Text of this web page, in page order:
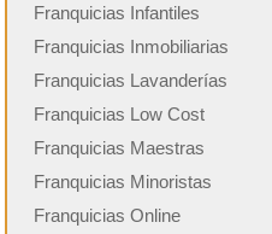
Franquicias Infantiles
Franquicias Inmobiliarias
Franquicias Lavanderías
Franquicias Low Cost
Franquicias Maestras
Franquicias Minoristas
Franquicias Online